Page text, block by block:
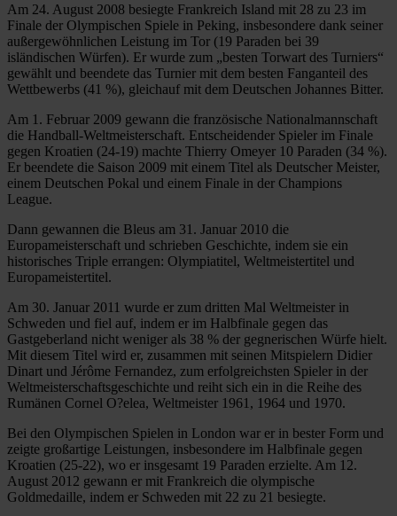
Am 24. August 2008 besiegte Frankreich Island mit 28 zu 23 im
Finale der Olympischen Spiele in Peking, insbesondere dank seiner
außergewöhnlichen Leistung im Tor (19 Paraden bei 39
isländischen Würfen). Er wurde zum „besten Torwart des Turniers“
gewählt und beendete das Turnier mit dem besten Fanganteil des
Wettbewerbs (41 %), gleichauf mit dem Deutschen Johannes Bitter.
Am 1. Februar 2009 gewann die französische Nationalmannschaft
die Handball-Weltmeisterschaft. Entscheidender Spieler im Finale
gegen Kroatien (24-19) machte Thierry Omeyer 10 Paraden (34 %).
Er beendete die Saison 2009 mit einem Titel als Deutscher Meister,
einem Deutschen Pokal und einem Finale in der Champions
League.
Dann gewannen die Bleus am 31. Januar 2010 die
Europameisterschaft und schrieben Geschichte, indem sie ein
historisches Triple errangen: Olympiatitel, Weltmeistertitel und
Europameistertitel.
Am 30. Januar 2011 wurde er zum dritten Mal Weltmeister in
Schweden und fiel auf, indem er im Halbfinale gegen das
Gastgeberland nicht weniger als 38 % der gegnerischen Würfe hielt.
Mit diesem Titel wird er, zusammen mit seinen Mitspielern Didier
Dinart und Jérôme Fernandez, zum erfolgreichsten Spieler in der
Weltmeisterschaftsgeschichte und reiht sich ein in die Reihe des
Rumänen Cornel O?elea, Weltmeister 1961, 1964 und 1970.
Bei den Olympischen Spielen in London war er in bester Form und
zeigte großartige Leistungen, insbesondere im Halbfinale gegen
Kroatien (25-22), wo er insgesamt 19 Paraden erzielte. Am 12.
August 2012 gewann er mit Frankreich die olympische
Goldmedaille, indem er Schweden mit 22 zu 21 besiegte.